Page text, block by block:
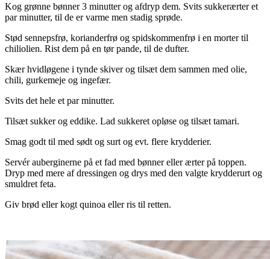
Kog grønne bønner 3 minutter og afdryp dem. Svits sukkerærter et
par minutter, til de er varme men stadig sprøde.
Stød sennepsfrø, korianderfrø og spidskommenfrø i en morter til
chiliolien. Rist dem på en tør pande, til de dufter.
Skær hvidløgene i tynde skiver og tilsæt dem sammen med olie,
chili, gurkemeje og ingefær.
Svits det hele et par minutter.
Tilsæt sukker og eddike. Lad sukkeret opløse og tilsæt tamari.
Smag godt til med sødt og surt og evt. flere krydderier.
Servér auberginerne på et fad med bønner eller ærter på toppen.
Dryp med mere af dressingen og drys med den valgte krydderurt og
smuldret feta.
Giv brød eller kogt quinoa eller ris til retten.